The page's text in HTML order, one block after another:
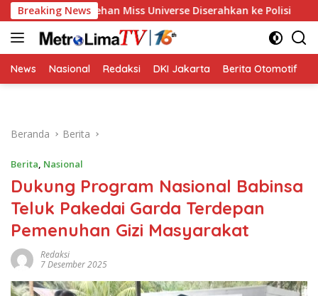
Langsung
ke
konten
Breaking News
Pelecehan Miss Universe Diserahkan ke Polisi Golkar
News Nasional Redaksi DKI Jakarta Berita Otomotif
Beranda Berita
Berita, Nasional
Dukung Program Nasional Babinsa
Teluk Pakedai Garda Terdepan
Pemenuhan Gizi Masyarakat
Redaksi
7 Desember 2025